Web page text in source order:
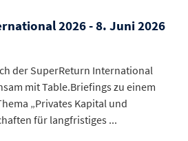
2026 - 8. Juni 2026
der SuperReturn International
mit Table.Briefings zu einem
„Privates Kapital und
für langfristiges ...